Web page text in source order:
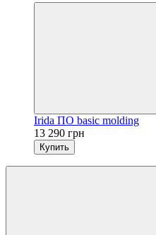
Irida ПO basic molding
13 290 грн
Купить